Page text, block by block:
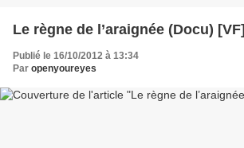
Le règne de l’araignée (Docu) [VF]
Publié le 16/10/2012 à 13:34
Par openyoureyes